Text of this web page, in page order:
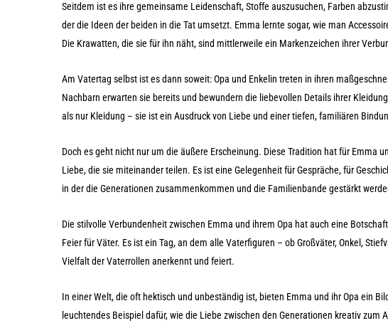
Seitdem ist es ihre gemeinsame Leidenschaft, Stoffe auszusuchen, Farben
der die Ideen der beiden in die Tat umsetzt. Emma lernte sogar, wie man
Die Krawatten, die sie für ihn näht, sind mittlerweile ein Markenzeichen ihrer
Am Vatertag selbst ist es dann soweit: Opa und Enkelin treten in ihren
Nachbarn erwarten sie bereits und bewundern die liebevollen Details ihrer
als nur Kleidung – sie ist ein Ausdruck von Liebe und einer tiefen, familiären
Doch es geht nicht nur um die äußere Erscheinung. Diese Tradition hat für Emma
Liebe, die sie miteinander teilen. Es ist eine Gelegenheit für Gespräche, für
in der die Generationen zusammenkommen und die Familienbande gestärkt
Die stilvolle Verbundenheit zwischen Emma und ihrem Opa hat auch eine
Feier für Väter. Es ist ein Tag, an dem alle Vaterfiguren – ob Großväter, Onkel,
Vielfalt der Vaterrollen anerkennt und feiert.
In einer Welt, die oft hektisch und unbeständig ist, bieten Emma und ihr Opa ein
leuchtendes Beispiel dafür, wie die Liebe zwischen den Generationen kreativ zum